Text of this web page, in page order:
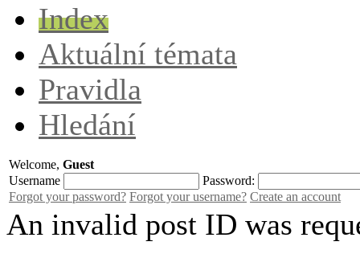
Index
Aktuální témata
Pravidla
Hledání
Welcome, Guest
Username
Password:
Forgot your password? Forgot your username? Create an account
An invalid post ID was